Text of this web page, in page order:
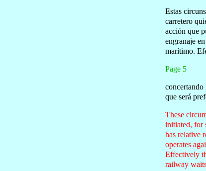
Estas
carretero
acción que
engranaje
marítimo.
Page 5
concertando
que será
These
initiated, for
has relative
operates
Effectively
railway